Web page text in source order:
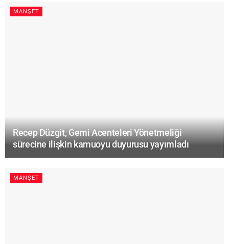
MANŞET
Recep Düzgit, Gemi Acenteleri Yönetmeliği
sürecine ilişkin kamuoyu duyurusu yayımladı
MANŞET